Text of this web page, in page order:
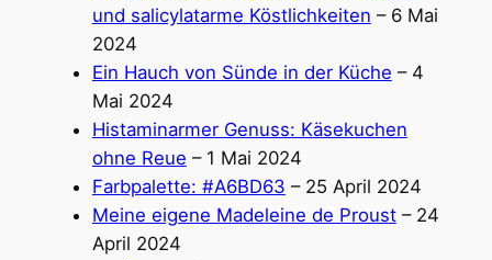
und salicylatarme Köstlichkeiten – 6 Mai
2024
Ein Hauch von Sünde in der Küche – 4
Mai 2024
Histaminarmer Genuss: Käsekuchen
ohne Reue – 1 Mai 2024
Farbpalette: #A6BD63 – 25 April 2024
Meine eigene Madeleine de Proust– 24
April 2024